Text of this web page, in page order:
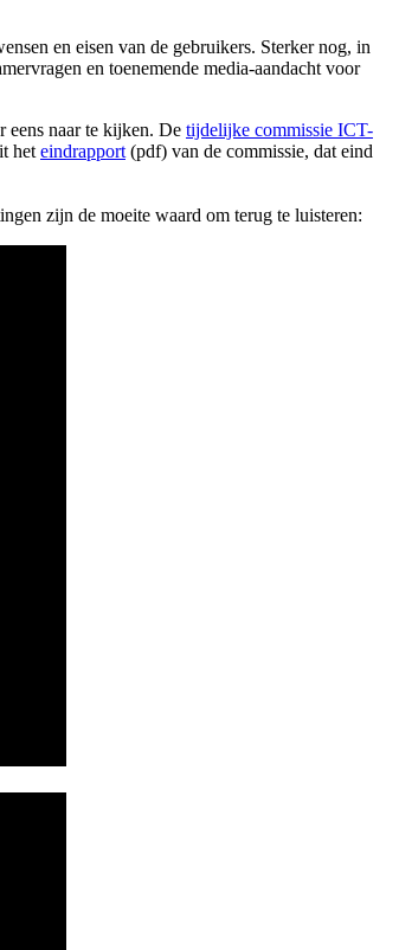
en eisen van de gebruikers. Sterker nog, in
en toenemende media-aandacht voor
eens naar te kijken. De tijdelijke commissie ICT-
het eindrapport (pdf) van de commissie, dat eind
zijn de moeite waard om terug te luisteren: